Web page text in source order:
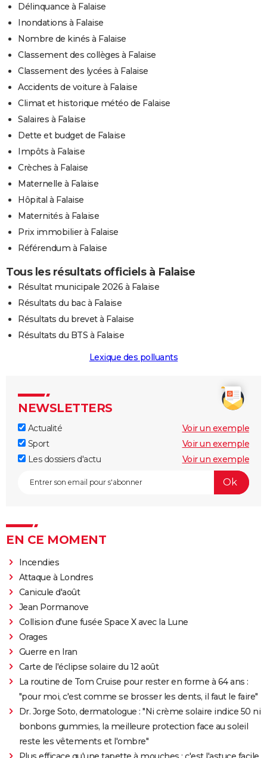
Délinquance à Falaise
Inondations à Falaise
Nombre de kinés à Falaise
Classement des collèges à Falaise
Classement des lycées à Falaise
Accidents de voiture à Falaise
Climat et historique météo de Falaise
Salaires à Falaise
Dette et budget de Falaise
Impôts à Falaise
Crèches à Falaise
Maternelle à Falaise
Hôpital à Falaise
Maternités à Falaise
Prix immobilier à Falaise
Référendum à Falaise
Tous les résultats officiels à Falaise
Résultat municipale 2026 à Falaise
Résultats du bac à Falaise
Résultats du brevet à Falaise
Résultats du BTS à Falaise
Lexique des polluants
NEWSLETTERS
Actualité
Voir un exemple
Sport
Voir un exemple
Les dossiers d'actu
Voir un exemple
EN CE MOMENT
Incendies
Attaque à Londres
Canicule d'août
Jean Pormanove
Collision d'une fusée Space X avec la Lune
Orages
Guerre en Iran
Carte de l'éclipse solaire du 12 août
La routine de Tom Cruise pour rester en forme à 64 ans :
"pour moi, c'est comme se brosser les dents, il faut le faire"
Dr. Jorge Soto, dermatologue : "Ni crème solaire indice 50 ni
bonbons gummies, la meilleure protection face au soleil
reste les vêtements et l'ombre"